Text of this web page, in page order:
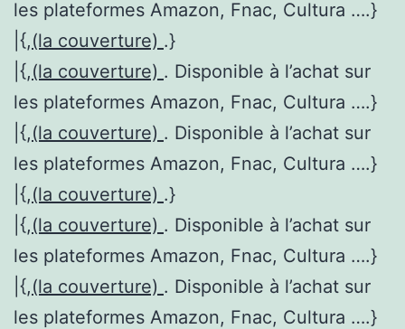
les plateformes Amazon, Fnac, Cultura ….}
|{,(la couverture) .}
|{,(la couverture) . Disponible à l’achat sur
les plateformes Amazon, Fnac, Cultura ….}
|{,(la couverture) . Disponible à l’achat sur
les plateformes Amazon, Fnac, Cultura ….}
|{,(la couverture) .}
|{,(la couverture) . Disponible à l’achat sur
les plateformes Amazon, Fnac, Cultura ….}
|{,(la couverture) . Disponible à l’achat sur
les plateformes Amazon, Fnac, Cultura ….}